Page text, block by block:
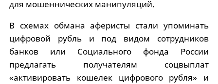
для мошеннических манипуляций.
В схемах обмана аферисты стали упоминать
цифровой рубль и под видом сотрудников
банков или Социального фонда России
предлагать получателям соцвыплат
«активировать кошелек цифрового рубля» и